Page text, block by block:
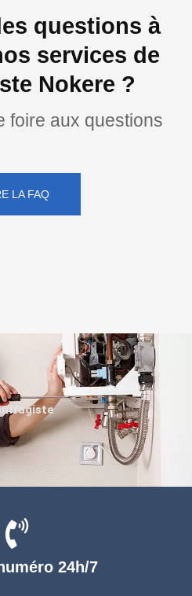
questions à
services de
Nokere ?
foire aux questions
LA FAQ
24h/7